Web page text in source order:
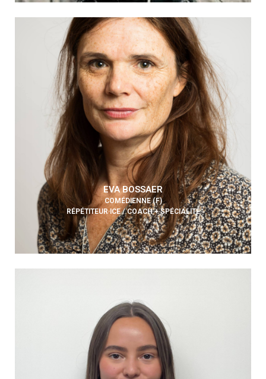
EVA BOSSAER
COMÉDIENNE (F)
RÉPÉTITEUR·ICE / COACH + SPÉCIALITÉ